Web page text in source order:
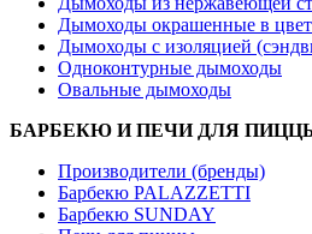
Дымоходы окрашенные в
Дымоходы с изоляцией
Одноконтурные дымоходы
Овальные дымоходы
БАРБЕКЮ И ПЕЧИ ДЛЯ
Производители (бренды)
Барбекю PALAZZETTI
Барбекю SUNDAY